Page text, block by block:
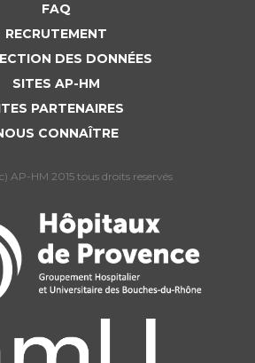
en santé à l’AP-HM
sans tabac
FAQ
RECRUTEMENT
DES DONNÉES
SITES AP-HM
PARTENAIRES
CONNAÎTRE
AP-HM 2015 tous droits reservés